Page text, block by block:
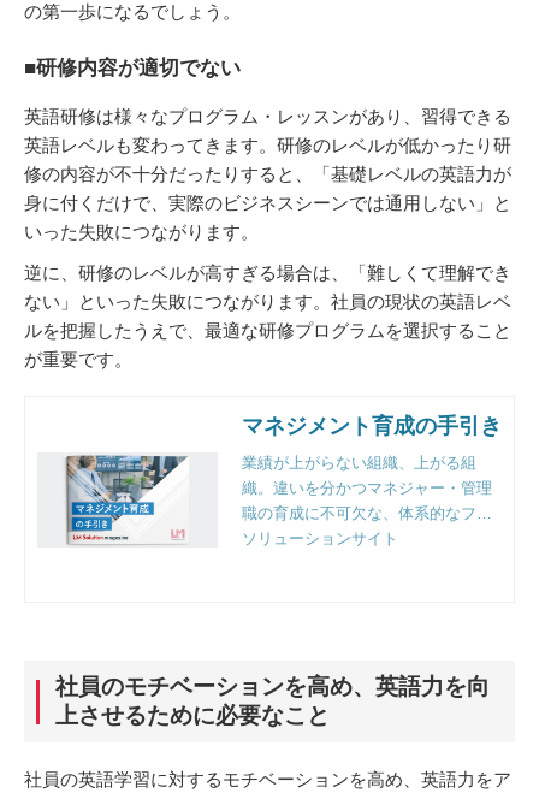
の第一歩になるでしょう。
■研修内容が適切でない
英語研修は様々なプログラム・レッスンがあり、習得できる
英語レベルも変わってきます。研修のレベルが低かったり研
修の内容が不十分だったりすると、「基礎レベルの英語力が
身に付くだけで、実際のビジネスシーンでは通用しない」と
いった失敗につながります。
逆に、研修のレベルが高すぎる場合は、「難しくて理解でき
ない」といった失敗につながります。社員の現状の英語レベ
ルを把握したうえで、最適な研修プログラムを選択すること
が重要です。
マネジメント育成の手引き
業績が上がらない組織、上がる組
織。違いを分かつマネジャー・管理
職の育成に不可欠な、体系的なフレ
ームワークと実践のポイントとは。
ソリューションサイト
社員のモチベーションを高め、英語力を向
上させるために必要なこと
社員の英語学習に対するモチベーションを高め、英語力をア